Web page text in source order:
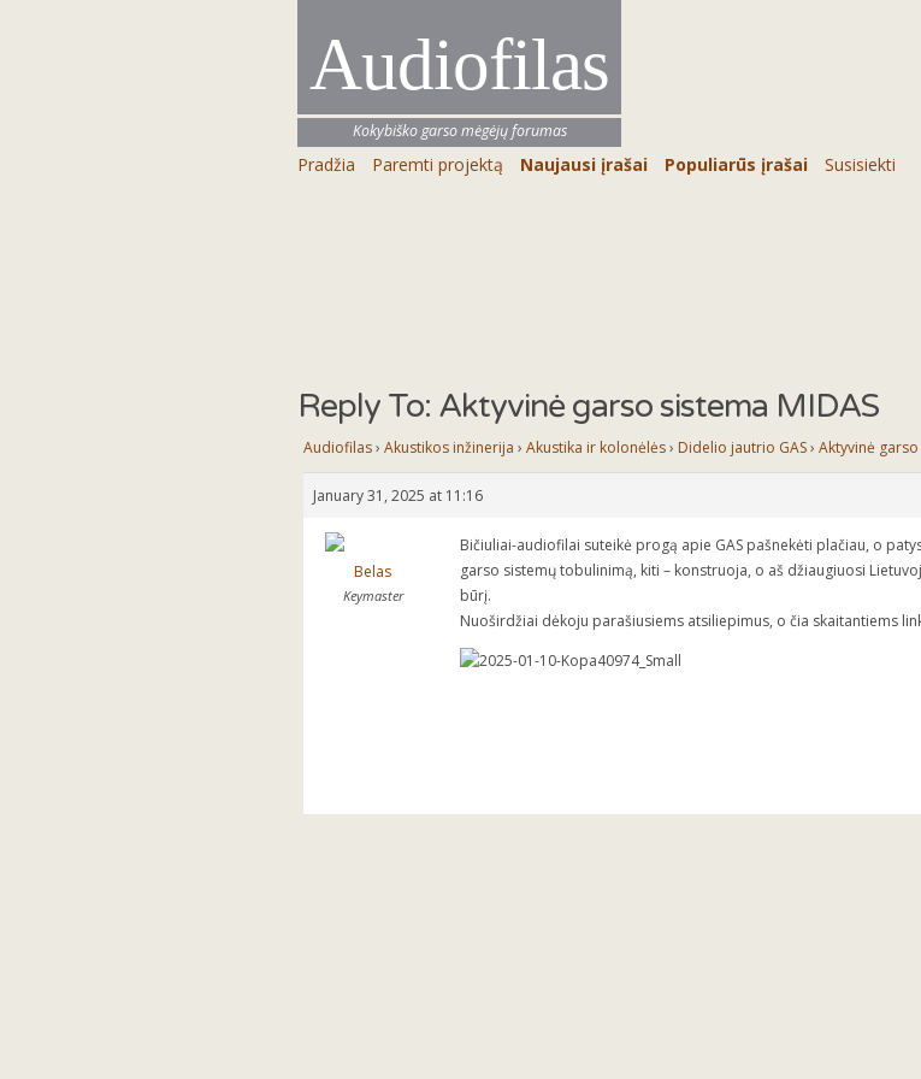
Audiofilas
Kokybiško garso mėgėjų forumas
Pradžia Paremti projektą Naujausi įrašai Populiarūs įrašai Susisiekti
Reply To: Aktyvinė garso sistema MIDAS
Audiofilas› Akustikos inžinerija › Akustika ir kolonėlės› Didelio jautrio GAS› Aktyvinė
January 31, 2025 at 11:16
Belas
Keymaster
Bičiuliai-audiofilai suteikė progą apie GAS pašnekėti plačiau, o
garso sistemų tobulinimą, kiti – konstruoja, o aš džiaugiuosi
būrį.
Nuoširdžiai dėkoju parašiusiems atsiliepimus, o čia skaitantiems